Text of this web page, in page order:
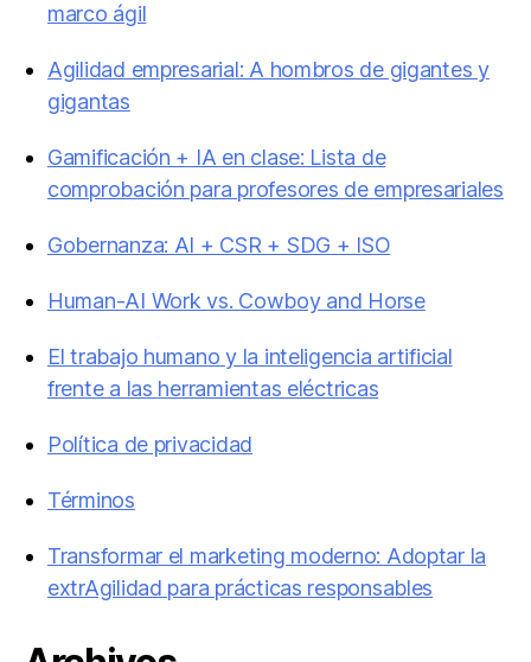
marco ágil
Agilidad empresarial: A hombros de gigantes y
gigantas
Gamificación + IA en clase: Lista de
comprobación para profesores de empresariales
Gobernanza: AI + CSR + SDG + ISO
Human-AI Work vs. Cowboy and Horse
El trabajo humano y la inteligencia artificial
frente a las herramientas eléctricas
Política de privacidad
Términos
Transformar el marketing moderno: Adoptar la
extrAgilidad para prácticas responsables